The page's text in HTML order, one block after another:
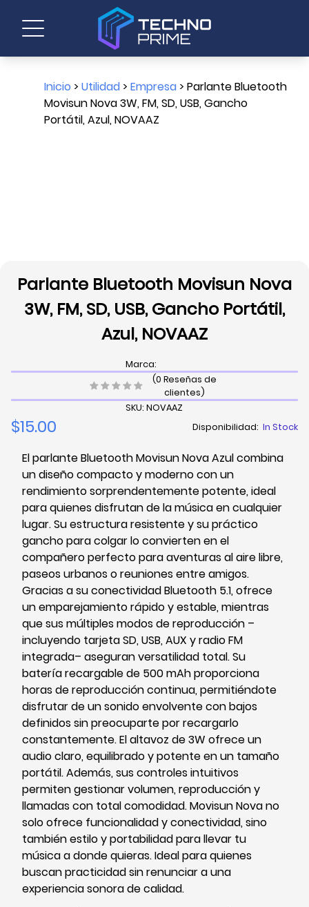
Inicio > Utilidad> Empresa> Parlante Bluetooth
Movisun Nova 3W, FM, SD, USB, Gancho
Portátil, Azul, NOVAAZ
Parlante Bluetooth Movisun Nova
3W, FM, SD, USB, Gancho Portátil,
Azul, NOVAAZ
Marca:
(0 Reseñas de
clientes)
SKU: NOVAAZ
$15.00 Disponibilidad: In Stock
El parlante Bluetooth Movisun Nova Azul combina
un diseño compacto y moderno con un
rendimiento sorprendentemente potente, ideal
para quienes disfrutan de la música en cualquier
lugar. Su estructura resistente y su práctico
gancho para colgar lo convierten en el
compañero perfecto para aventuras al aire libre,
paseos urbanos o reuniones entre amigos.
Gracias a su conectividad Bluetooth 5.1, ofrece
un emparejamiento rápido y estable, mientras
que sus múltiples modos de reproducción –
incluyendo tarjeta SD, USB, AUX y radio FM
integrada– aseguran versatilidad total. Su
batería recargable de 500 mAh proporciona
horas de reproducción continua, permitiéndote
disfrutar de un sonido envolvente con bajos
definidos sin preocuparte por recargarlo
constantemente. El altavoz de 3W ofrece un
audio claro, equilibrado y potente en un tamaño
portátil. Además, sus controles intuitivos
permiten gestionar volumen, reproducción y
llamadas con total comodidad. Movisun Nova no
solo ofrece funcionalidad y conectividad, sino
también estilo y portabilidad para llevar tu
música a donde quieras. Ideal para quienes
buscan practicidad sin renunciar a una
experiencia sonora de calidad.